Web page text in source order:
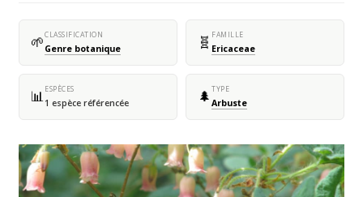
🌱CLASSIFICATION
Genre botanique 🧬 FAMILLE
Ericaceae
📊ESPÈCES
1 espèce référencée 🌲 TYPE
Arbuste